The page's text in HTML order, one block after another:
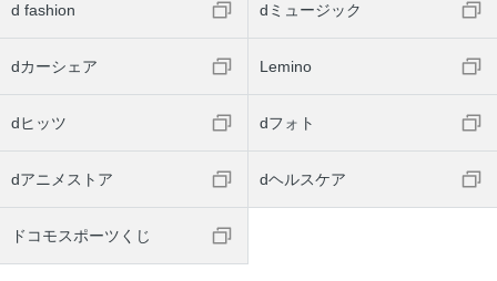
d fashion dミュージック
dカーシェア Lemino
dヒッツ dフォト
dアニメストア dヘルスケア
ドコモスポーツくじ